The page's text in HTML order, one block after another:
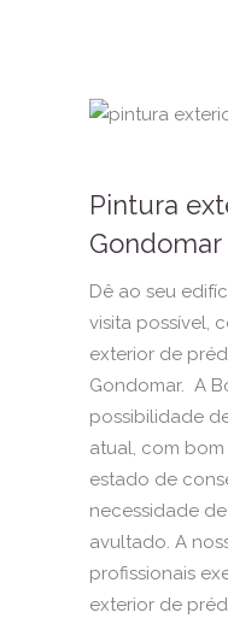
Pintura
Gondomar
Dê ao seu
visita possível,
exterior de
Gondomar. A
possibilidade
atual, com
estado de
necessidade
avultado. A
profissionais
exterior de